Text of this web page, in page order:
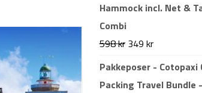
1.499 kr.
Hammock incl. Net &
Combi
598kr Den
oprindelige
pris
349 krDen
aktuelle
pris
Pakkeposer - Cotopaxi
Packing Travel Bundle